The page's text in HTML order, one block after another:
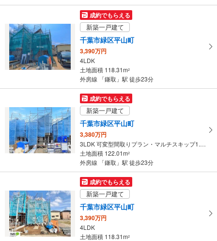
イ
ペ
ー
ジ
に
存
る
成約でもらえる
新築一戸建て
千葉市緑区平山町
3,390万円
4LDK
土地面積 118.31m2
外房線 「鎌取」駅 徒歩23分
成約でもらえる
新築一戸建て
千葉市緑区平山町
3,380万円
3LDK 可変型間取りプラン・マルチスキップ1.5帖あり
土地面積 122.01m2
外房線 「鎌取」駅 徒歩23分
成約でもらえる
新築一戸建て
千葉市緑区平山町
3,390万円
4LDK
土地面積 118.31m2